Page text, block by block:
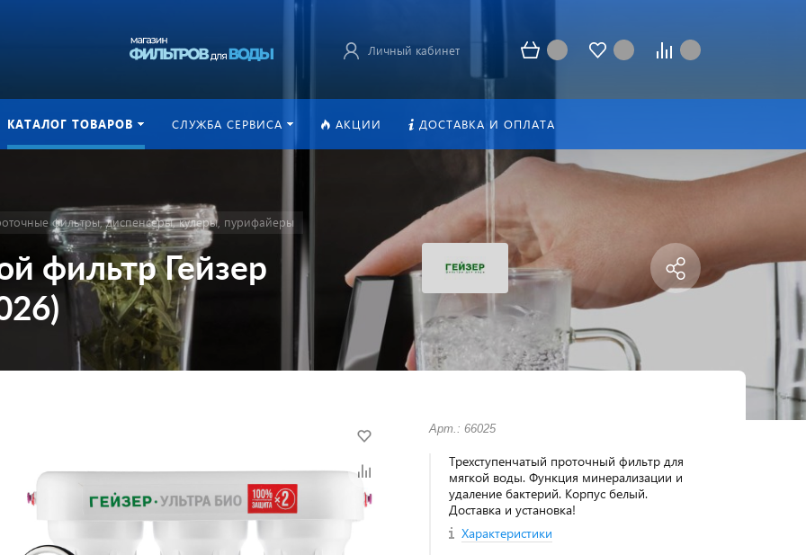
Личный кабинет
КАТАЛОГ ТОВАРОВ СЛУЖБА СЕРВИСА АКЦИИ ДОСТАВКА И ОПЛАТА
фильтры, диспенсеры, кулеры, пурифайеры
фильтр Гейзер
Арт.: 66025
Трехступенчатый проточный фильтр для
мягкой воды. Функция минерализации и
удаление бактерий. Корпус белый.
Доставка и установка!
Характеристики